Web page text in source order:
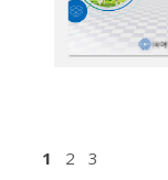
1 2 3